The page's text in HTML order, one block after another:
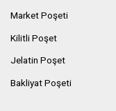
Market Poşeti
Kilitli Poşet
Jelatin Poşet
Bakliyat Poşeti